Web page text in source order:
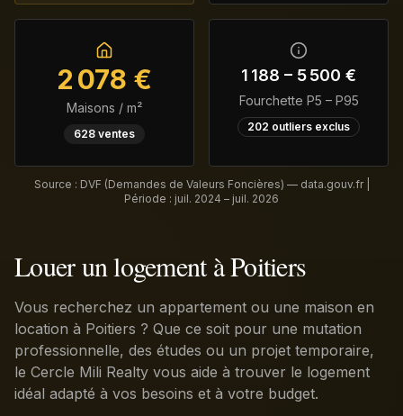
2 078 €
Maisons / m²
628 ventes
1 188 – 5 500 €
Fourchette P5 – P95
202 outliers exclus
Source : DVF (Demandes de Valeurs Foncières) — data.gouv.fr |
Période : juil. 2024 – juil. 2026
Louer un logement à Poitiers
Vous recherchez un appartement ou une maison en
location à Poitiers ? Que ce soit pour une mutation
professionnelle, des études ou un projet temporaire,
le Cercle Mili Realty vous aide à trouver le logement
idéal adapté à vos besoins et à votre budget.